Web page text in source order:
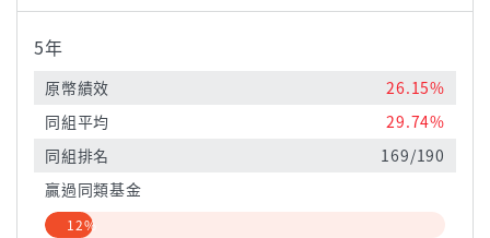
5年
原幣績效
26.15%
同組平均
29.74%
同組排名
169/190
贏過同類基金
12%